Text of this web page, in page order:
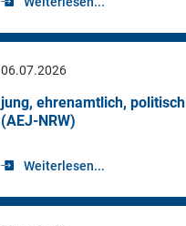
06.07.2026
jung, ehrenamtlich, politisch
(AEJ-NRW)
Weiterlesen...